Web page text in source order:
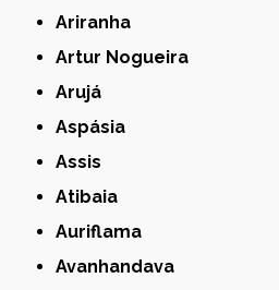
Ariranha
Artur Nogueira
Arujá
Aspásia
Assis
Atibaia
Auriflama
Avanhandava